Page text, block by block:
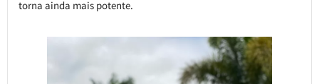
torna ainda mais potente.